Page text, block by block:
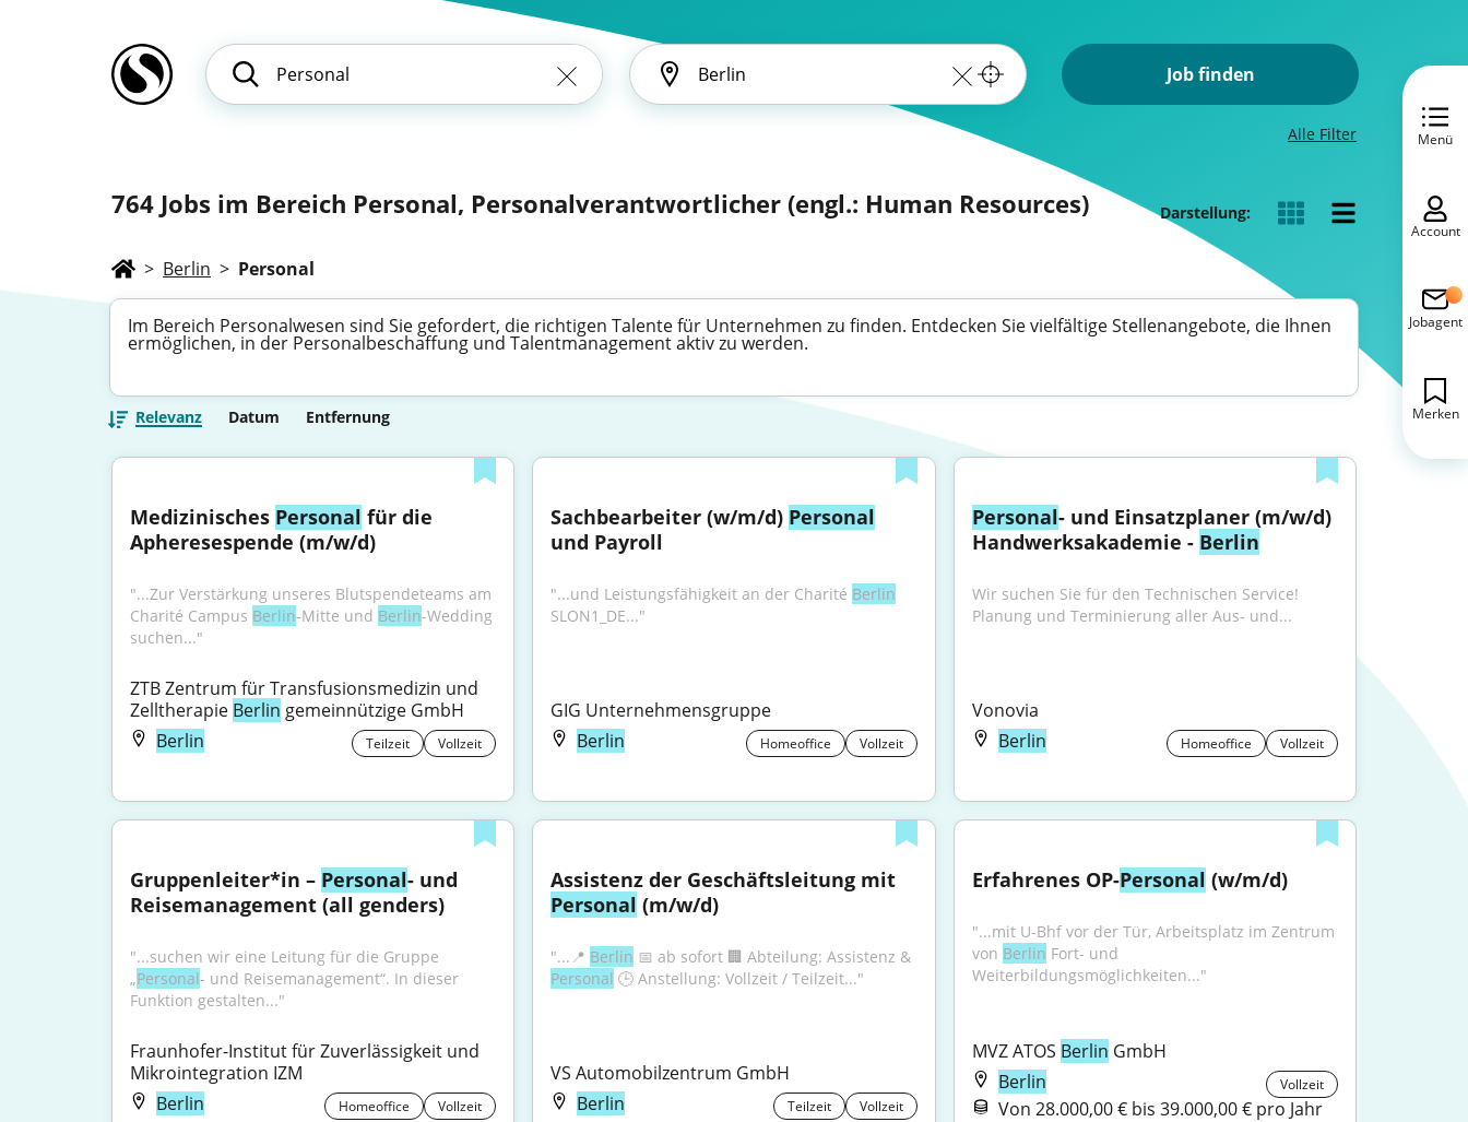
Job finden
Alle Filter
764 Jobs im Bereich Personal, Personalverantwortlicher (engl.: Human Resources) Darstellung:
> Berlin > Personal
Im Bereich Personalwesen sind Sie gefordert, die richtigen Talente für Unternehmen zu finden. Entdecken Sie vielfältige Stellenangebote, die Ihnen
ermöglichen, in der Personalbeschaffung und Talentmanagement aktiv zu werden.
Relevanz Datum Entfernung
Medizinisches Personal für die
Apheresespende (m/w/d)
"...Zur Verstärkung unseres Blutspendeteams am
Charité Campus Berlin-Mitte und Berlin-Wedding
suchen..."
ZTB Zentrum für Transfusionsmedizin und
Zelltherapie Berlin gemeinnützige GmbH
Berlin
Teilzeit Vollzeit
Sachbearbeiter (w/m/d) Personal
und Payroll
"...und Leistungsfähigkeit an der Charité Berlin
SLON1_DE..."
GIG Unternehmensgruppe
Berlin
Homeoffice Vollzeit
Personal- und Einsatzplaner (m/w/d)
Handwerksakademie - Berlin
Wir suchen Sie für den Technischen Service!
Planung und Terminierung aller Aus‑ und...
Vonovia
Berlin
Homeoffice Vollzeit
Gruppenleiter*in – Personal- und
Reisemanagement (all genders)
"...suchen wir eine Leitung für die Gruppe
„Personal- und Reisemanagement“. In dieser
Funktion gestalten..."
Fraunhofer-Institut für Zuverlässigkeit und
Mikrointegration IZM
Berlin
Homeoffice Vollzeit
Personal (m/w/d)
"...📍 Berlin
Personal 🕒 Anstellung: Vollzeit / Teilzeit..."
VS Automobilzentrum GmbH
Berlin
Teilzeit Vollzeit
Erfahrenes OP-Personal (w/m/d)
"...mit U-Bhf vor der Tür, Arbeitsplatz im Zentrum
von Berlin Fort- und
Weiterbildungsmöglichkeiten..."
MVZ ATOS Berlin GmbH
Berlin
Vollzeit
Von 28.000,00 € bis 39.000,00 € pro Jahr
Menü
Account
Jobagent
Merken